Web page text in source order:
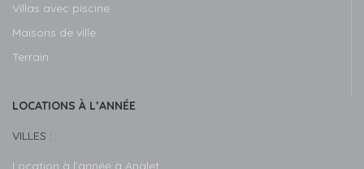
Villas avec piscine
Maisons de ville
Terrain
LOCATIONS À L’ANNÉE
VILLES :
Location à l’année à Anglet